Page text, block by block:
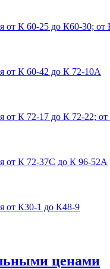
от К 60-25 до К60-30;
от К 60-42 до К 72-10А
от К 72-17 до К 72-22;
от К 72-37С до К 96-52А
от К30-1 до К48-9
ценами